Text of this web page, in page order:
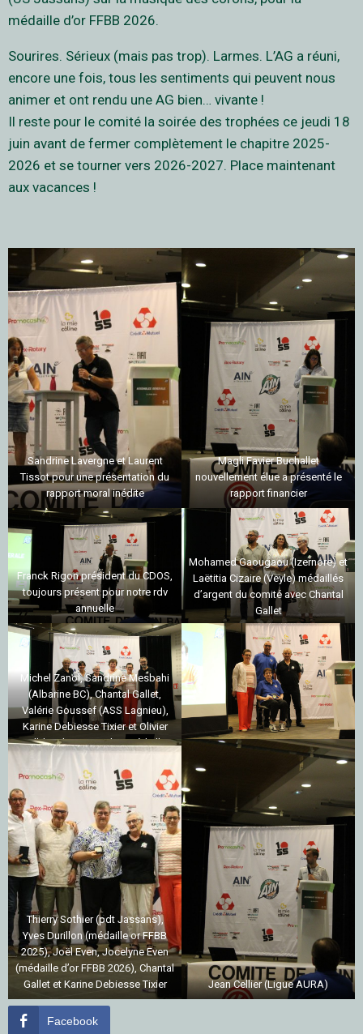
médaille d’or FFBB 2026.
Sourires. Sérieux (mais pas trop). Larmes. L’AG a réuni,
encore une fois, tous les sentiments qui peuvent nous
animer et ont rendu une AG bien… vivante !
Il reste pour le comité la soirée des trophées ce jeudi 18
juin avant de fermer complètement le chapitre 2025-
2026 et se tourner vers 2026-2027. Place maintenant
aux vacances !
Sandrine Lavergne et Laurent
Tissot pour une présentation du
rapport moral inédite
Magli Favier Buchallet
nouvellement élue a présenté le
rapport financier
Franck Rigon président du CDOS,
toujours présent pour notre rdv
annuelle
Mohamed Gaougaou (Izernore) et
Laëtitia Cizaire (Veyle) médaillés
d’argent du comité avec Chantal
Gallet
Michel Zanol, Sandrine Mesbahi
(Albarine BC), Chantal Gallet,
Valérie Goussef (ASS Lagnieu),
Karine Debiesse Tixier et Olivier
Walldecabres pour les médailles
d’argent FFBB
Thierry Sothier (pdt Jassans),
Yves Durillon (médaille or FFBB
2025), Joël Even, Jocelyne Even
(médaille d’or FFBB 2026), Chantal
Gallet et Karine Debiesse Tixier
Jean Cellier (Ligue AURA)
Facebook